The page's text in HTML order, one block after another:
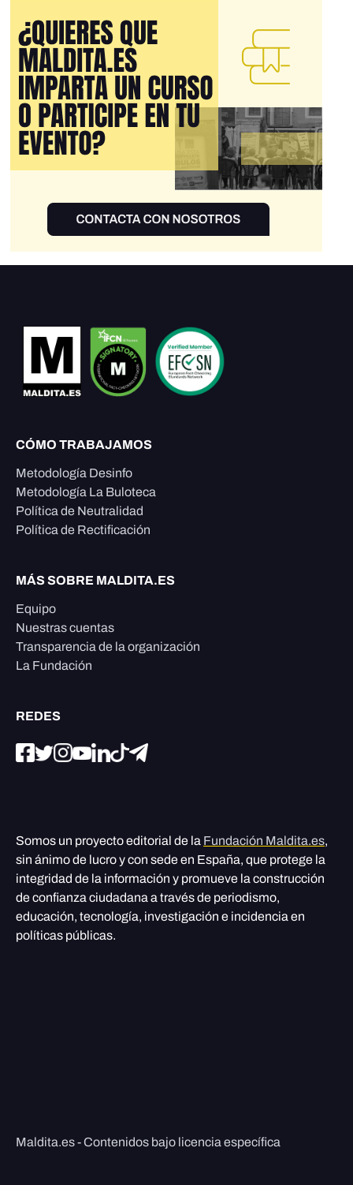
CÓMO TRABAJAMOS
Metodología Desinfo
Metodología La Buloteca
Política de Neutralidad
Política de Rectificación
MÁS SOBRE MALDITA.ES
Equipo
Nuestras cuentas
Transparencia de la organización
La Fundación
REDES
Somos un proyecto editorial de la Fundación Maldita.es,
sin ánimo de lucro y con sede en España, que protege la
integridad de la información y promueve la construcción
de confianza ciudadana a través de periodismo,
educación, tecnología, investigación e incidencia en
políticas públicas.
Maldita.es - Contenidos bajo licencia específica